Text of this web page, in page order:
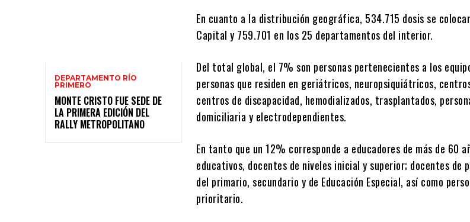
DEPARTAMENTO RÍO
PRIMERO
MONTE CRISTO FUE SEDE DE
LA PRIMERA EDICIÓN DEL
RALLY METROPOLITANO
En cuanto a la distribución geográfica, 534.715 dosis se
Capital y 759.701 en los 25 departamentos del interior.
Del total global, el 7% son personas pertenecientes a los
personas que residen en geriátricos, neuropsiquiátricos,
centros de discapacidad, hemodializados, trasplantados,
domiciliaria y electrodependientes.
En tanto que un 12% corresponde a educadores de más de 60
educativos, docentes de niveles inicial y superior; docentes de
del primario, secundario y de Educación Especial, así como
prioritario.